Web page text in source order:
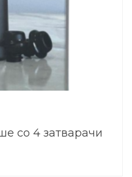
со 4 затварачи